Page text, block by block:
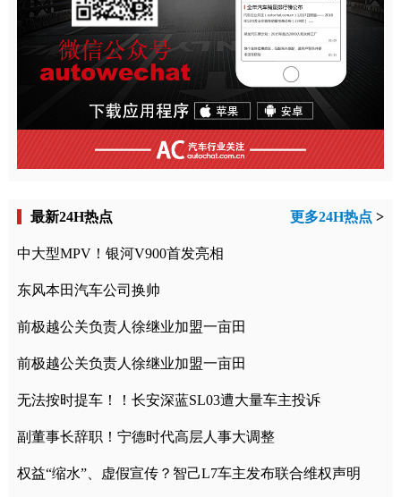
最新24H热点 更多24H热点 >
中大型MPV！银河V900首发亮相
东风本田汽车公司换帅
前极越公关负责人徐继业加盟一亩田
前极越公关负责人徐继业加盟一亩田
无法按时提车！！长安深蓝SL03遭大量车主投诉
副董事长辞职！宁德时代高层人事大调整
权益“缩水”、虚假宣传？智己L7车主发布联合维权声明